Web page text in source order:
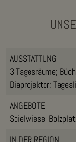
AUSSTATTUNG
3 Tagesräume;
Diaprojektor;
ANGEBOTE
Spielwiese;
IN DER REGION